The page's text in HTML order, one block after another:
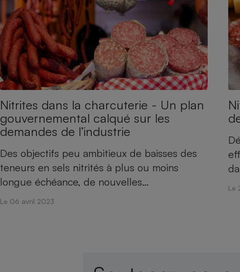
Nitrites dans la charcuterie - Un plan
gouvernemental calqué sur les
demandes de l’industrie
Des objectifs peu ambitieux de baisses des
teneurs en sels nitrités à plus ou moins
longue échéance, de nouvelles…
Le 06 avril 2023
Le
induction
Téléphone mobile -
Smartphone
Radiateur électrique
Climatiseur -
Ventilateur